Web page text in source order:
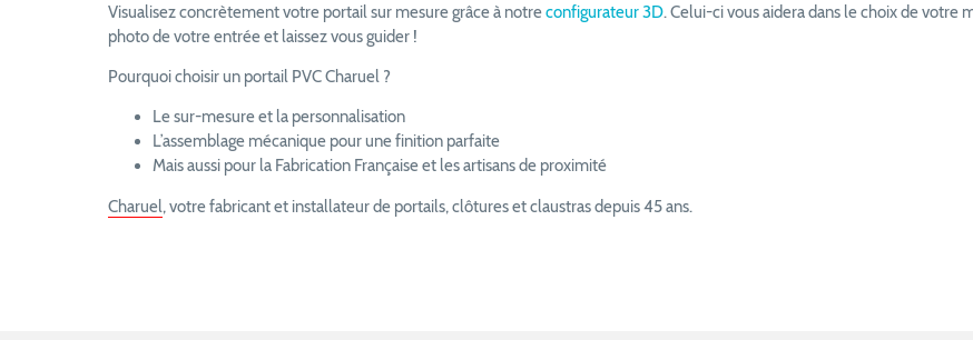
Visualisez concrètement votre portail sur mesure grâce à notreconfigurateur 3D. Celui-ci vous aidera dans le choix de votre
photo de votre entrée et laissez vous guider !
Pourquoi choisir un portail PVC Charuel ?
Le sur-mesure et la personnalisation
L’assemblage mécanique pour une finition parfaite
Mais aussi pour la Fabrication Française et les artisans de proximité
Charuel, votre fabricant et installateur de portails, clôtures et claustras depuis 45 ans.